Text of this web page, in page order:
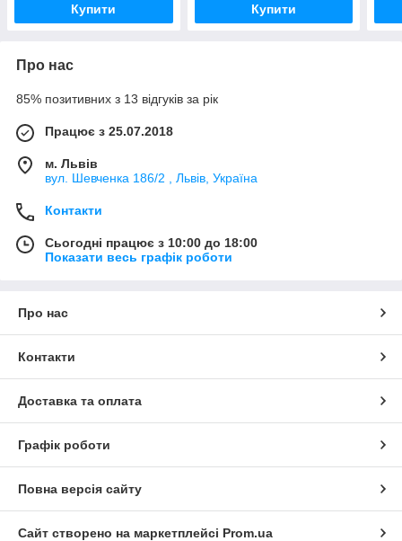
Купити Купити
Про нас
85% позитивних з 13 відгуків за рік
Працює з 25.07.2018
м. Львів
вул. Шевченка 186/2 , Львів, Україна
Контакти
Сьогодні працює з 10:00 до 18:00
Показати весь графік роботи
Про нас
Контакти
Доставка та оплата
Графік роботи
Повна версія сайту
Сайт створено на маркетплейсі Prom.ua